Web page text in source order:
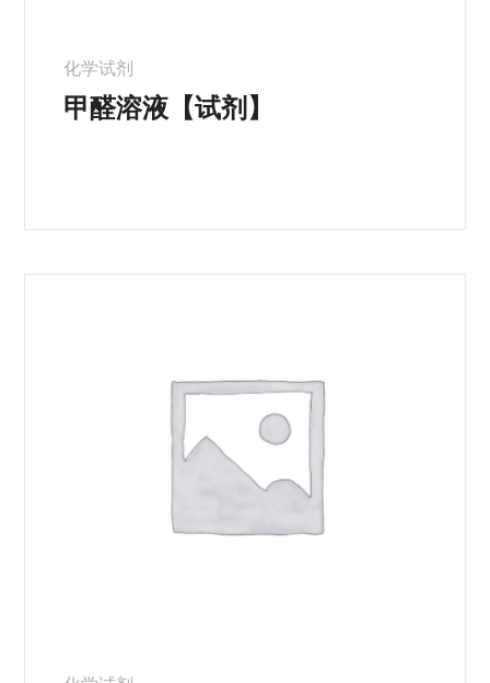
化学试剂
甲醛溶液【试剂】